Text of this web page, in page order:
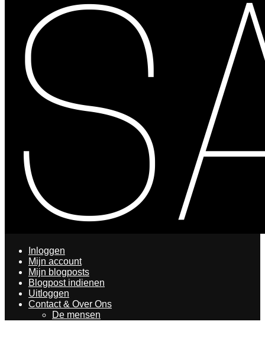
Inloggen
Mijn account
Mijn blogposts
Blogpost indienen
Uitloggen
Contact & Over Ons
De mensen